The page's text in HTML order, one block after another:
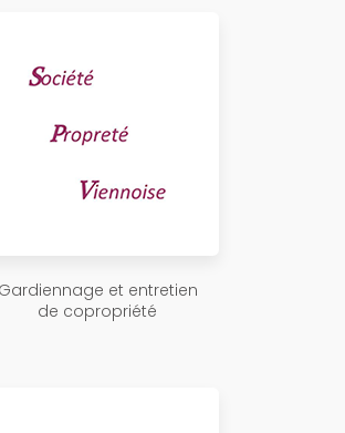
Gardiennage et entretien
de copropriété